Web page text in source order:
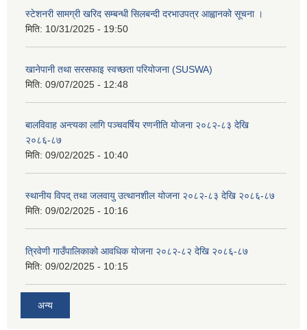
स्टेशनरी सामग्री खरिद सम्बन्धी सिलबन्दी दरभाउपत्र आह्वानको सूचना ।
मिति: 10/31/2025 - 19:50
खानेपानी तथा सरसफाइ स्वच्छता परियोजना (SUSWA)
मिति: 09/07/2025 - 12:48
बालविवाह अन्त्यका लागि पञ्चवर्षिय रणनीति योजना २०८२-८३ देखि
२०८६-८७
मिति: 09/02/2025 - 10:40
स्थानीय विपद् तथा जलवायु उत्थानशील योजना २०८२-८३ देखि २०८६-८७
मिति: 09/02/2025 - 10:16
त्रिवेणी गाउँपालिकाको आवधिक योजना २०८२-८२ देखि २०८६-८७
मिति: 09/02/2025 - 10:15
अन्य